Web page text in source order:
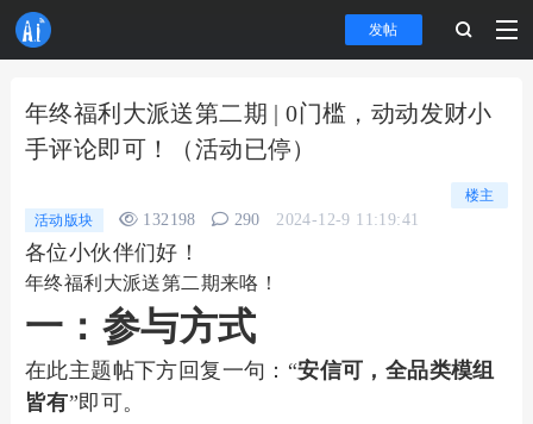
发帖
年终福利大派送第二期 | 0门槛，动动发财小
手评论即可！（活动已停）
楼主
活动版块
132198 290 2024-12-9 11:19:41
各位小伙伴们好！
年终福利大派送第二期来咯！
一：参与方式
在此主题帖下方回复一句：“安信可，全品类模组
皆有”即可。